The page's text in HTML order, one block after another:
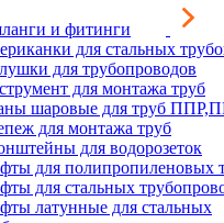
и фитинги
для стальных
для трубопроводов
для монтажа труб
шаровые для труб
для монтажа труб
для водорозеток
для полипропиленовых
для стальных
латунные для стальных